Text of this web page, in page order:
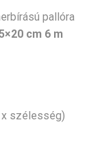
pallóra
cm 6 m
szélesség)